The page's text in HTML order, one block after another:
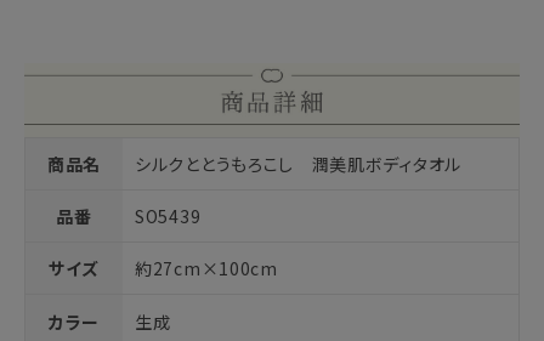
商品名 シルクととうもろこし 潤美肌ボディタオル
品番 SO5439
サイズ 約27cm×100cm
カラー 生成